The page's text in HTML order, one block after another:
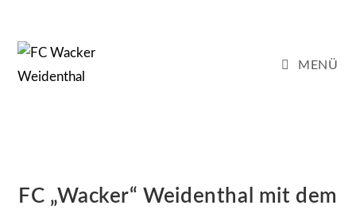
springen
MENÜ
FC „Wacker“ Weidenthal mit dem